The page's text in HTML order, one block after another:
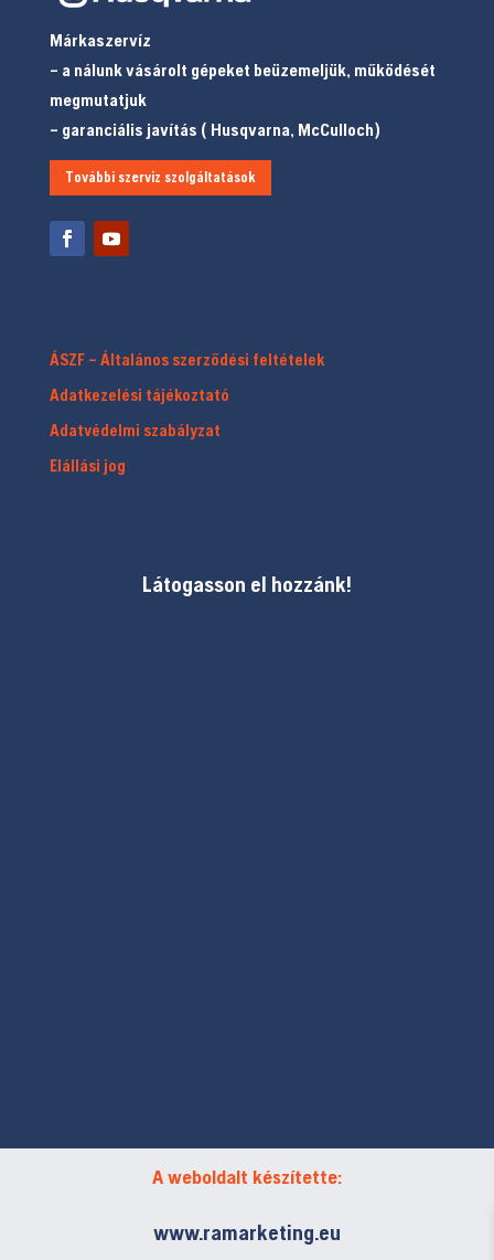
Márkaszervíz
– a nálunk vásárolt gépeket beüzemeljük, működését
megmutatjuk
– garanciális javítás ( Husqvarna, McCulloch)
További szerviz szolgáltatások
ÁSZF – Általános szerződési feltételek
Adatkezelési tájékoztató
Adatvédelmi szabályzat
Elállási jog
Látogasson el hozzánk!
A weboldalt készítette:
www.ramarketing.eu